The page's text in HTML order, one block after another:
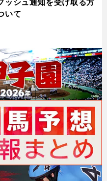
シュ通知を受け取る方
いて